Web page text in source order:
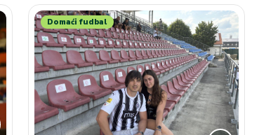
Domaći fudbal